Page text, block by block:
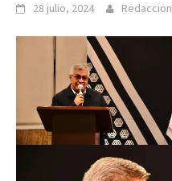
28 julio, 2024 Redaccion